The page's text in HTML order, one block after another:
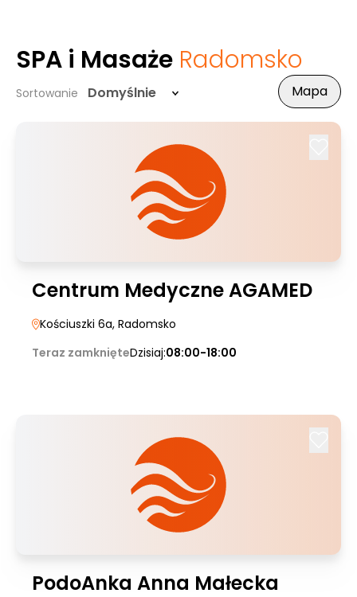
SPA i Masaże Radomsko
Sortowanie Domyślnie Mapa
Centrum Medyczne AGAMED
Kościuszki 6a, Radomsko
Teraz zamknięteDzisiaj:08:00-18:00
PodoAnka Anna Małecka